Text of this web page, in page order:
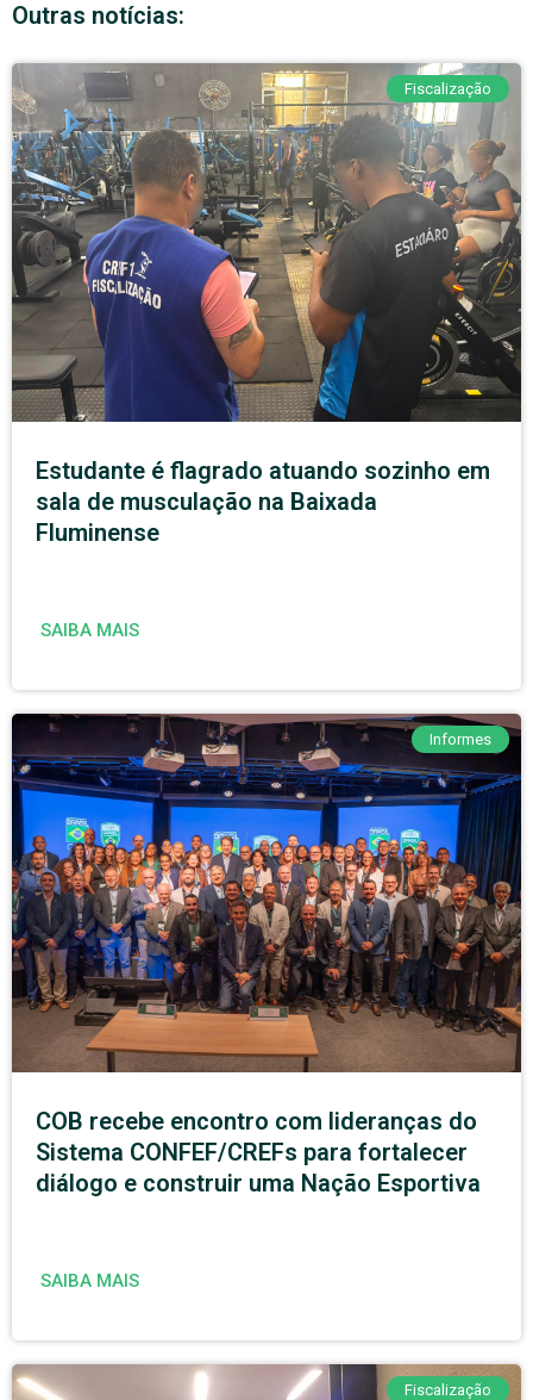
Outras notícias:
Fiscalização
Estudante é flagrado atuando sozinho em
sala de musculação na Baixada
Fluminense
SAIBA MAIS
Informes
COB recebe encontro com lideranças do
Sistema CONFEF/CREFs para fortalecer
diálogo e construir uma Nação Esportiva
SAIBA MAIS
Fiscalização